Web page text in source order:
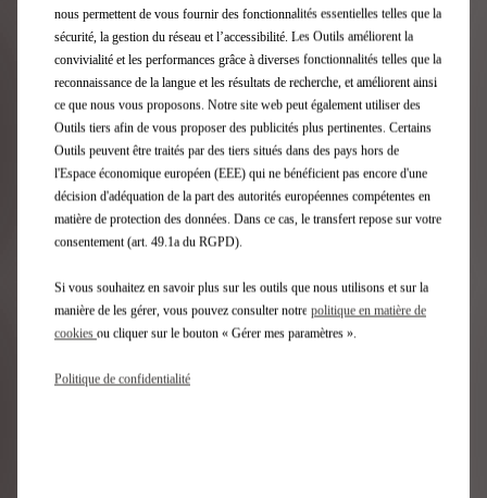
DS IRIS SYSTEM
IRIS – L'assistant IA qui dialogue
avec vous
L’infodivertissement DS IRIS SYSTEM est enrichi d'une fonction
innovante en vous offrant un compagnon de voyage intelligent
assistant vocal, enrichi par l'intelligence artificielle
conversationnelle
, transforme vos trajets en moments
planifiez et laissez-vous inspirer en roulant.​
nous permettent de vous fournir des fonctionnalités essentielles telles que la
sécurité, la gestion du réseau et l’accessibilité. Les Outils améliorent la
convivialité et les performances grâce à diverses fonctionnalités telles que la
reconnaissance de la langue et les résultats de recherche, et améliorent ainsi
ce que nous vous proposons. Notre site web peut également utiliser des
Outils tiers afin de vous proposer des publicités plus pertinentes. Certains
Outils peuvent être traités par des tiers situés dans des pays hors de
l'Espace économique européen (EEE) qui ne bénéficient pas encore d'une
décision d'adéquation de la part des autorités européennes compétentes en
matière de protection des données. Dans ce cas, le transfert repose sur votre
consentement (art. 49.1a du RGPD).
Si vous souhaitez en savoir plus sur les outils que nous utilisons et sur la
manière de les gérer, vous pouvez consulter notre politique en matière de
cookies ou cliquer sur le bouton « Gérer mes paramètres ».
Politique de confidentialité